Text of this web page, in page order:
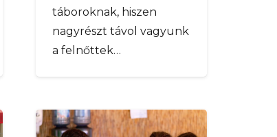
táboroknak, hiszen
nagyrészt távol vagyunk
a felnőttek…